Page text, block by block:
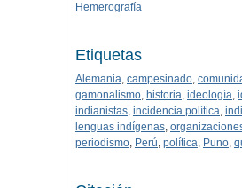
Hemerografía
Etiquetas
Alemania, campesinado,
gamonalismo, historia, ideología,
indianistas, incidencia política,
lenguas indígenas,
periodismo, Perú, política, Puno,